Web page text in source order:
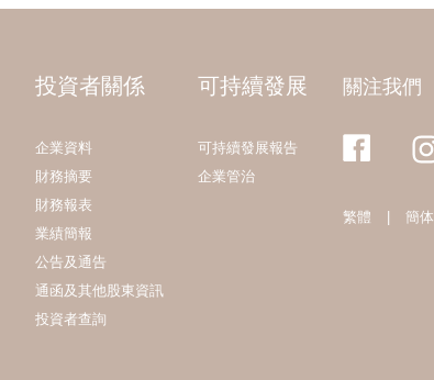
投資者關係
企業資料
財務摘要
財務報表
業績簡報
公告及通告
通函及其他股東資訊
投資者查詢
可持續發展
可持續發展報告
企業管治
關注我們
繁體 簡体